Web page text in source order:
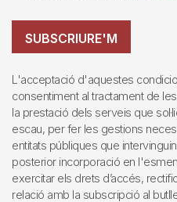
SUBSCRIURE'M
L'acceptació d'aquestes
consentiment al tractament de
la prestació dels serveis que
escau, per fer les gestions
entitats públiques que
posterior incorporació en
exercitar els drets d’accés,
relació amb la subscripció al